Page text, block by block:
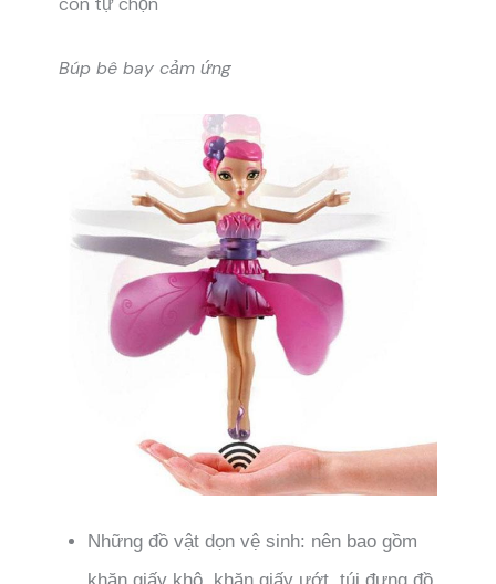
Búp bê bay cảm ứng
Những đồ vật dọn vệ sinh: nên bao gồm